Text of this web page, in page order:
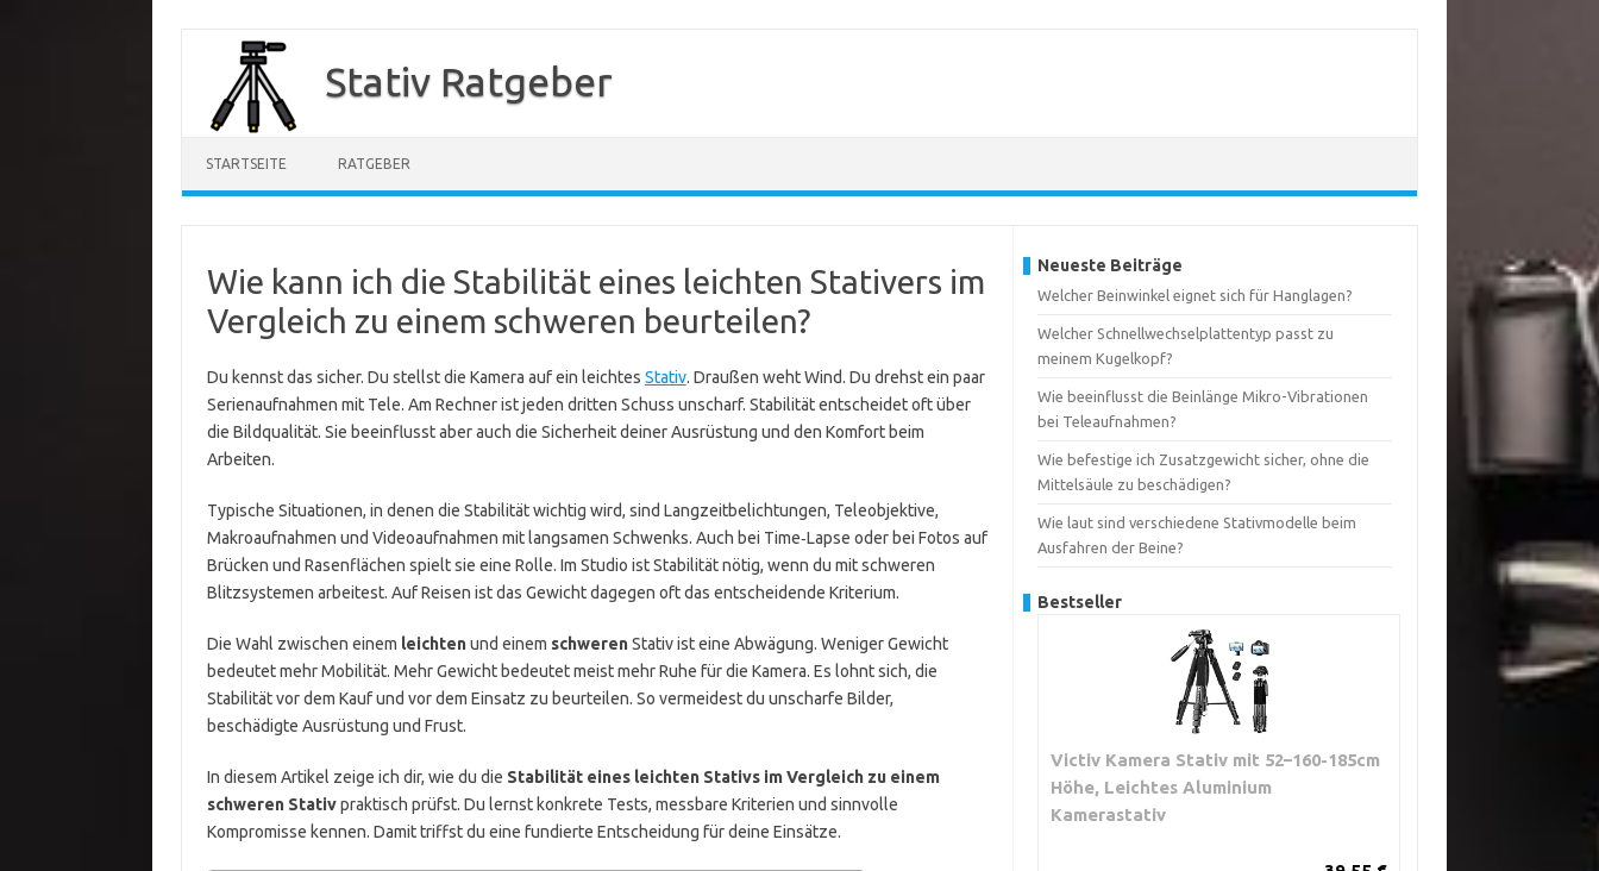
springen
Stativ Ratgeber
STARTSEITE RATGEBER
Wie kann ich die Stabilität eines leichten Stativers im
Vergleich zu einem schweren beurteilen?
Du kennst das sicher. Du stellst die Kamera auf ein leichtes Stativ. Draußen weht Wind. Du drehst ein paar
Serienaufnahmen mit Tele. Am Rechner ist jeden dritten Schuss unscharf. Stabilität entscheidet oft über
die Bildqualität. Sie beeinflusst aber auch die Sicherheit deiner Ausrüstung und den Komfort beim
Arbeiten.
Typische Situationen, in denen die Stabilität wichtig wird, sind Langzeitbelichtungen, Teleobjektive,
Makroaufnahmen und Videoaufnahmen mit langsamen Schwenks. Auch bei Time‑Lapse oder bei Fotos auf
Brücken und Rasenflächen spielt sie eine Rolle. Im Studio ist Stabilität nötig, wenn du mit schweren
Blitzsystemen arbeitest. Auf Reisen ist das Gewicht dagegen oft das entscheidende Kriterium.
Die Wahl zwischen einem leichtenund einem schwerenStativ ist eine Abwägung. Weniger Gewicht
bedeutet mehr Mobilität. Mehr Gewicht bedeutet meist mehr Ruhe für die Kamera. Es lohnt sich, die
Stabilität vor dem Kauf und vor dem Einsatz zu beurteilen. So vermeidest du unscharfe Bilder,
beschädigte Ausrüstung und Frust.
In diesem Artikel zeige ich dir, wie du die Stabilität eines leichten Stativs im Vergleich zu einem
schweren Stativpraktisch prüfst. Du lernst konkrete Tests, messbare Kriterien und sinnvolle
Kompromisse kennen. Damit triffst du eine fundierte Entscheidung für deine Einsätze.
Neueste Beiträge
Welcher Beinwinkel eignet sich für Hanglagen?
Welcher Schnellwechselplattentyp passt zu
meinem Kugelkopf?
Wie beeinflusst die Beinlänge Mikro-Vibrationen
bei Teleaufnahmen?
Wie befestige ich Zusatzgewicht sicher, ohne die
Mittelsäule zu beschädigen?
Wie laut sind verschiedene Stativmodelle beim
Ausfahren der Beine?
Bestseller
Victiv Kamera Stativ mit 52–160-185cm
Höhe, Leichtes Aluminium
Kamerastativ